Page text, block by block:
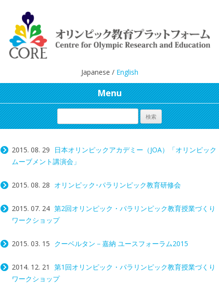
Japanese / English
Menu
2015. 08. 29
日本オリンピックアカデミー（JOA）「オリンピック
ムーブメント講演会」
2015. 08. 28 オリンピック･パラリンピック教育研修会
2015. 07. 24 第2回オリンピック・パラリンピック教育授業づくり
ワークショップ
2015. 03. 15 クーベルタン－嘉納 ユースフォーラム2015
2014. 12. 21
第1回オリンピック・パラリンピック教育授業づくり
ワークショップ